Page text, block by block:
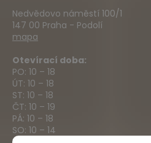
Nedvědovo náměstí 100/1
147 00 Praha - Podolí
mapa
Otevírací doba:
PO: 10 – 18
ÚT: 10 – 18
ST: 10 – 18
ČT: 10 – 19
PÁ: 10 – 18
SO: 10 – 14